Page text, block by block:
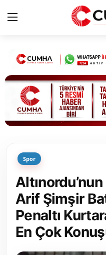
Kurumsal
Cumhurbaşkanlığı
Bakanlıklar
Siyasi Partiler
Yerel Yönetimler
Mülki İdare
Toplum ve Yaşam
Spor
Arif Şimşir
Penaltı
En Çok